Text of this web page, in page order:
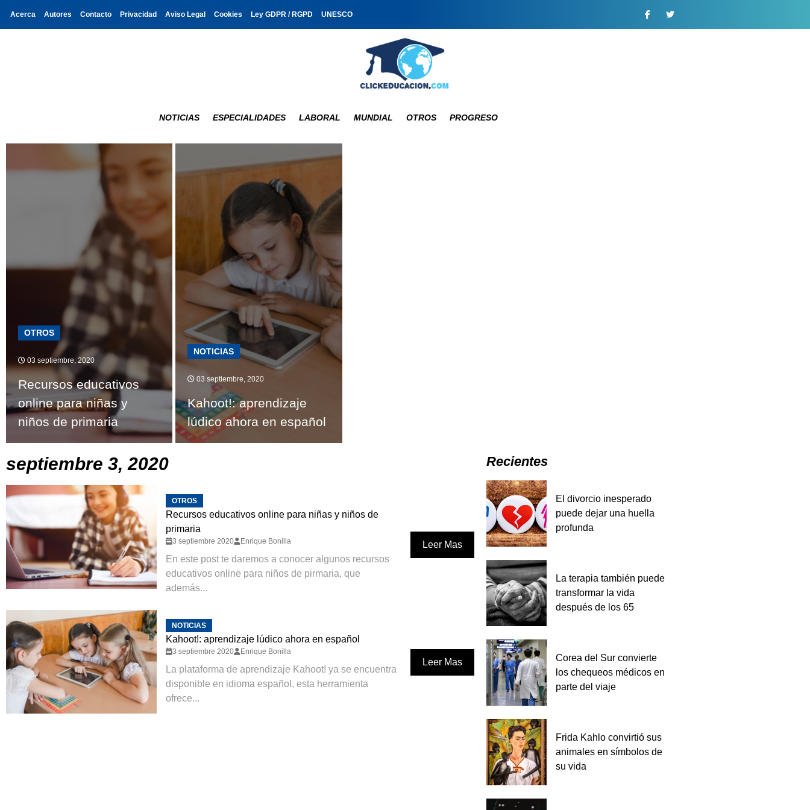
Acerca Autores Contacto Privacidad Aviso Legal Cookies Ley GDPR / RGPD UNESCO
NOTICIAS ESPECIALIDADES LABORAL MUNDIAL OTROS PROGRESO
OTROS
03 septiembre, 2020
Recursos educativos
online para niñas y
niños de primaria
NOTICIAS
03 septiembre, 2020
Kahoot!: aprendizaje
lúdico ahora en español
septiembre 3, 2020
OTROS
Recursos educativos online para niñas y niños de
primaria
3 septiembre 2020 Enrique Bonilla
En este post te daremos a conocer algunos recursos
educativos online para niños de pirmaria, que
además...
Leer Mas
NOTICIAS
Kahoot!: aprendizaje lúdico ahora en español
3 septiembre 2020 Enrique Bonilla
La plataforma de aprendizaje Kahoot! ya se encuentra
disponible en idioma español, esta herramienta
ofrece...
Leer Mas
Recientes
El divorcio inesperado
puede dejar una huella
profunda
La terapia también puede
transformar la vida
después de los 65
Corea del Sur convierte
los chequeos médicos en
parte del viaje
Frida Kahlo convirtió sus
animales en símbolos de
su vida